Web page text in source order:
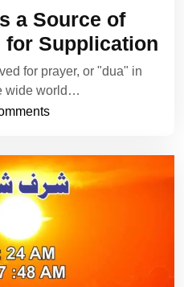
2023
Rehman
a Source of
Supplication
for prayer, or "dua" in
wide world…